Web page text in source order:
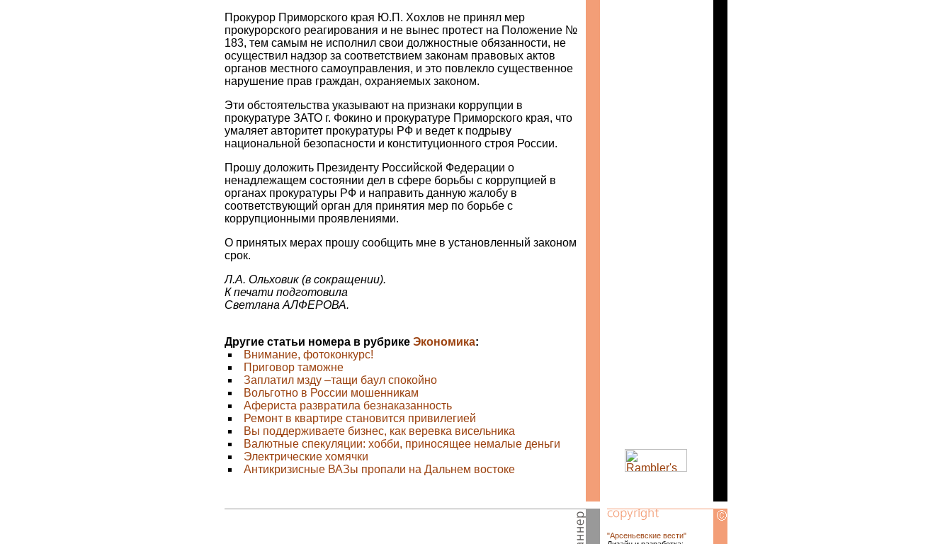
Прокурор Приморского края Ю.П. Хохлов не принял мер
прокурорского реагирования и не вынес протест на Положение №
183, тем самым не исполнил свои должностные обязанности, не
осуществил надзор за соответствием законам правовых актов
органов местного самоуправления, и это повлекло существенное
нарушение прав граждан, охраняемых законом.
Эти обстоятельства указывают на признаки коррупции в
прокуратуре ЗАТО г. Фокино и прокуратуре Приморского края, что
умаляет авторитет прокуратуры РФ и ведет к подрыву
национальной безопасности и конституционного строя России.
Прошу доложить Президенту Российской Федерации о
ненадлежащем состоянии дел в сфере борьбы с коррупцией в
органах прокуратуры РФ и направить данную жалобу в
соответствующий орган для принятия мер по борьбе с
коррупционными проявлениями.
О принятых мерах прошу сообщить мне в установленный законом
срок.
Л.А. Ольховик (в сокращении).
К печати подготовила
Светлана АЛФЕРОВА.
Другие статьи номера в рубрике Экономика:
Внимание, фотоконкурс!
Приговор таможне
Заплатил мзду –тащи баул спокойно
Вольготно в России мошенникам
Афериста развратила безнаказанность
Ремонт в квартире становится привилегией
Вы поддерживаете бизнес, как веревка висельника
Валютные спекуляции: хобби, приносящее немалые деньги
Электрические хомячки
Антикризисные ВАЗы пропали на Дальнем востоке
"Арсеньевские вести"